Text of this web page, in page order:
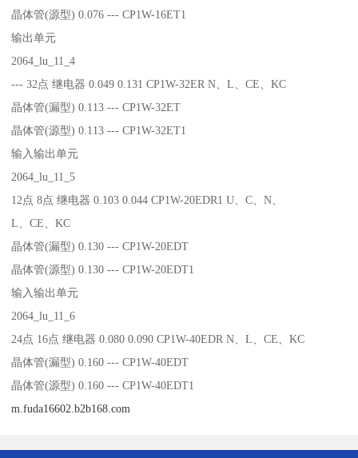
晶体管(源型) 0.076 --- CP1W-16ET1
输出单元
2064_lu_11_4
--- 32点 继电器 0.049 0.131 CP1W-32ER N、L、CE、KC
晶体管(漏型) 0.113 --- CP1W-32ET
晶体管(源型) 0.113 --- CP1W-32ET1
输入输出单元
2064_lu_11_5
12点 8点 继电器 0.103 0.044 CP1W-20EDR1 U、C、N、
L、CE、KC
晶体管(漏型) 0.130 --- CP1W-20EDT
晶体管(源型) 0.130 --- CP1W-20EDT1
输入输出单元
2064_lu_11_6
24点 16点 继电器 0.080 0.090 CP1W-40EDR N、L、CE、KC
晶体管(漏型) 0.160 --- CP1W-40EDT
晶体管(源型) 0.160 --- CP1W-40EDT1
m.fuda16602.b2b168.com